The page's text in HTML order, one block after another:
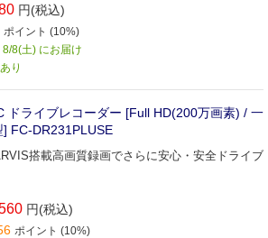
円(税込)
ポイント (10%)
8/8(土) にお届け
り
ドライブレコーダー [Full HD(200万画素) / 一
] FC-DR231PLUSE
搭載高画質録画でさらに安心・安全ドライブ
円(税込)
ポイント (10%)